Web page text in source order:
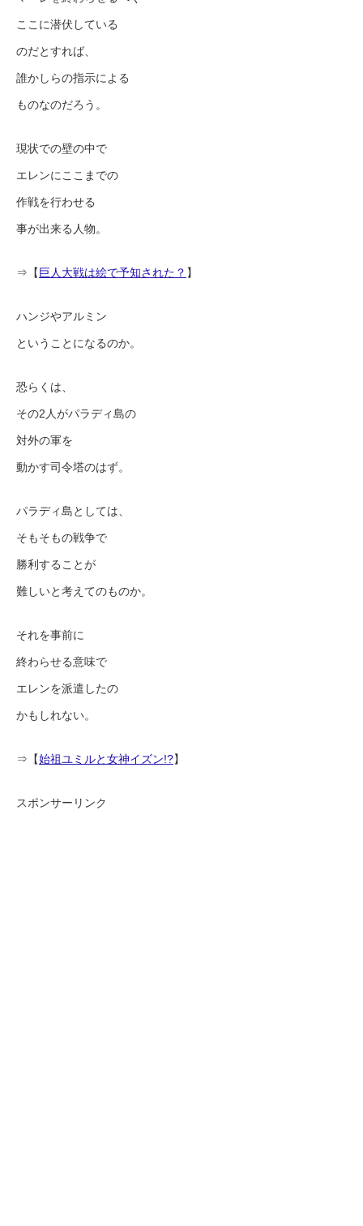
ここに潜伏している
のだとすれば、
誰かしらの指示による
ものなのだろう。
現状での壁の中で
エレンにここまでの
作戦を行わせる
事が出来る人物。
⇒【巨人大戦は絵で予知された？ 】
ハンジやアルミン
ということになるのか。
恐らくは、
その2人がパラディ島の
対外の軍を
動かす司令塔のはず。
パラディ島としては、
そもそもの戦争で
勝利することが
難しいと考えてのものか。
それを事前に
終わらせる意味で
エレンを派遣したの
かもしれない。
⇒【始祖ユミルと女神イズン!?】
スポンサーリンク